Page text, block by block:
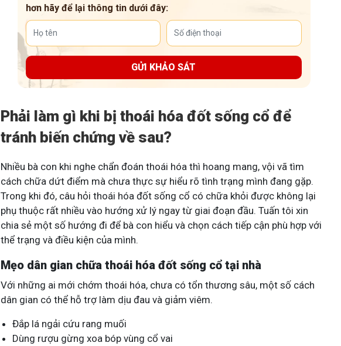
hơn hãy để lại thông tin dưới đây:
GỬI KHẢO SÁT
Phải làm gì khi bị thoái hóa đốt sống cổ để
tránh biến chứng về sau?
Nhiều bà con khi nghe chẩn đoán thoái hóa thì hoang mang, vội vã tìm
cách chữa dứt điểm mà chưa thực sự hiểu rõ tình trạng mình đang gặp.
Trong khi đó, câu hỏi thoái hóa đốt sống cổ có chữa khỏi được không lại
phụ thuộc rất nhiều vào hướng xử lý ngay từ giai đoạn đầu. Tuấn tôi xin
chia sẻ một số hướng đi để bà con hiểu và chọn cách tiếp cận phù hợp với
thể trạng và điều kiện của mình.
Mẹo dân gian chữa thoái hóa đốt sống cổ tại nhà
Với những ai mới chớm thoái hóa, chưa có tổn thương sâu, một số cách
dân gian có thể hỗ trợ làm dịu đau và giảm viêm.
Đắp lá ngải cứu rang muối
Dùng rượu gừng xoa bóp vùng cổ vai